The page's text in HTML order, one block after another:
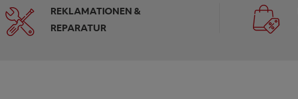
REKLAMATIONEN &
REPARATUR